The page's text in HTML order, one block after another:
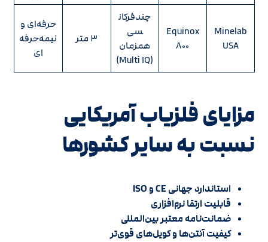
Minelab
USA
Equinox
۸۰۰
چندفرکان
سی
همزمان
(Multi IQ)
۳ متر
حرفه‌ای و
نیمه‌حرفه‌
ای
مزایای فلزیاب آمریکایی
نسبت به سایر کشورها
استاندارد جهانی CE و ISO
قابلیت ارتقا نرم‌افزاری
ضمانت‌نامه معتبر بین‌المللی
کیفیت آنتن‌ها و کویل‌های قوی‌تر